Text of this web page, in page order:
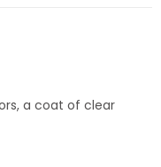
a coat of clear